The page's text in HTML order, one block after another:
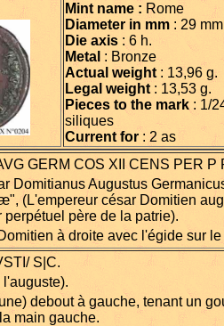
Mint name : Rome
Diameter in mm : 29 mm
Die axis : 6 h.
Metal : Bronze
Actual weight: 13,96 g.
Legal weight: 13,53 g.
Pieces to the mark : 1/
siliques
Current for : 2 as
GERM COS XII CENS PER P
Domitianus Augustus
(L'empereur césar Domitien
père de la patrie).
à droite avec l'égide sur le
S|C.
l'auguste).
debout à gauche, tenant un
main gauche.